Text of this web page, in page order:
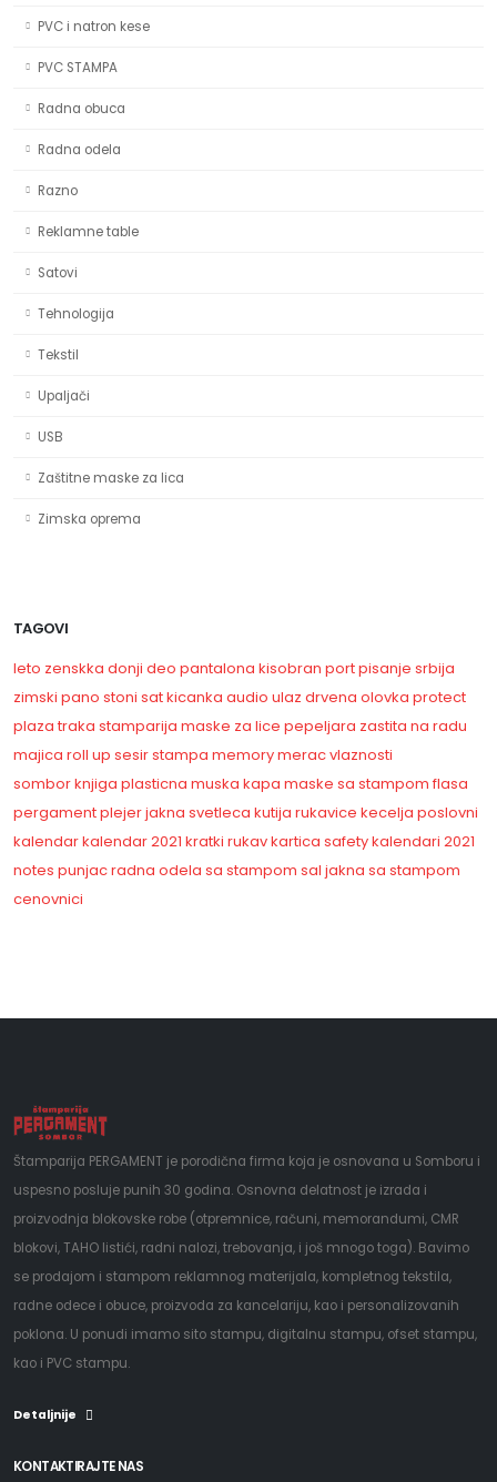
PVC i natron kese
PVC STAMPA
Radna obuca
Radna odela
Razno
Reklamne table
Satovi
Tehnologija
Tekstil
Upaljači
USB
Zaštitne maske za lica
Zimska oprema
TAGOVI
leto zenskka donji deo pantalona kisobran portpisanje srbija
zimski pano stoni satkicanka audio ulaz drvena olovka protect
plaza traka stamparija maske za lice pepeljara zastita na radu
majica roll up sesirstampa memorymerac vlaznosti
somborknjiga plasticna muska kapa maske sa stampom flasa
pergamentplejerjakna svetleca kutija rukavice kecelja poslovni
kalendarkalendar 2021 kratki rukavkartica safetykalendari 2021
notes punjacradna odela sa stampom sal jakna sa stampom
cenovnici
Štamparija PERGAMENT je porodična firma koja je osnovana u Somboru i
uspesno posluje punih 30 godina. Osnovna delatnost je izrada i
proizvodnja blokovske robe (otpremnice, računi, memorandumi, CMR
blokovi, TAHO listići, radni nalozi, trebovanja, i još mnogo toga). Bavimo
se prodajom i stampom reklamnog materijala, kompletnog tekstila,
radne odece i obuce, proizvoda za kancelariju, kao i personalizovanih
poklona. U ponudi imamo sito stampu, digitalnu stampu, ofset stampu,
kao i PVC stampu.
Detaljnije
KONTAKTIRAJTE NAS